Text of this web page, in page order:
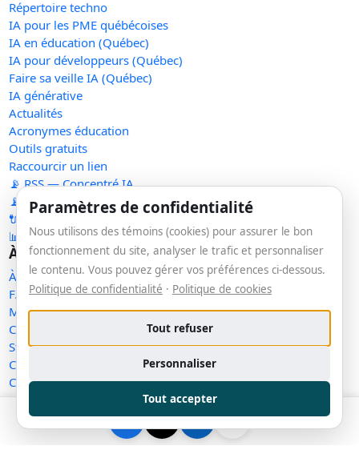
Répertoire techno
IA pour les PME québécoises
IA en éducation (Québec)
IA pour développeurs (Québec)
Faire sa veille IA (Québec)
IA générative
Actualités
Acronymes éducation
Outils gratuits
Raccourcir un lien
📡 RSS — Concentré IA
📡 RSS — Nouveaux outils
🔌 API publique
📊 Statistiques
À propos
À propos
FAQ
Méthodologie
Contact
Statut des services
Confidentialité
Conditions d'utilisation
Conditions de vente
Cookies
Exercer mes droits
Paramètres de confidentialité
Nous utilisons des témoins (cookies) pour assurer le bon
fonctionnement du site, analyser le trafic et personnaliser
le contenu. Vous pouvez gérer vos préférences ci-dessous.
Politique de confidentialité · Politique de cookies
Tout refuser
Personnaliser
Tout accepter